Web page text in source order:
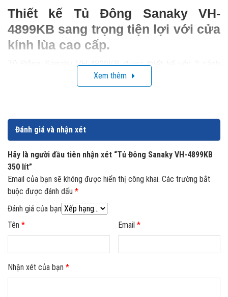
Thiết kế Tủ Đông Sanaky VH-
4899KB sang trọng tiện lợi với cửa
kính lùa cao cấp.
Tủ Đông Sanaky VH-4899KB được thiết kế với 2 cánh
cửa kính lùa trong suốt tinh tế, nhỏ gọn và không chiếm
cửa hàng tiện lợi và quán nước gia đình.
Xem thêm
Đánh giá và nhận xét
Hãy là người đầu tiên nhận xét “Tủ Đông Sanaky VH-4899KB
350 lít”
Email của bạn sẽ không được hiển thị công khai. Các trường bắt
buộc được đánh dấu *
Đánh giá của bạn
Nhận xét của bạn *
Tên * Email*